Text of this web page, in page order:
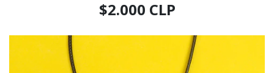
$2.000 CLP